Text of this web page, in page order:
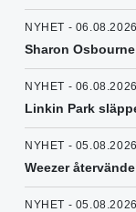
NYHET - 06.08.2026
Sharon
NYHET - 06.08.2026
Linkin Park
NYHET - 05.08.2026
Weezer
NYHET - 05.08.2026